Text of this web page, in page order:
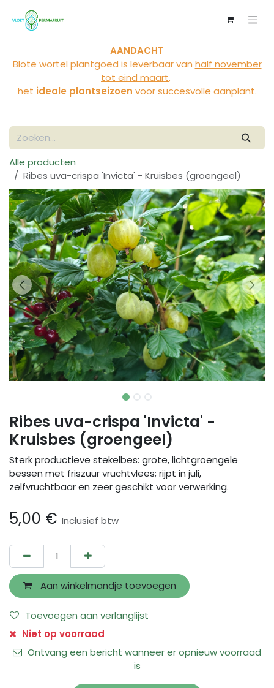
AANDACHT
Blote wortel plantgoed is leverbaar van half november
tot eind maart,
het ideale plantseizoen voor succesvolle aanplant.
Alle producten
Ribes uva-crispa 'Invicta' - Kruisbes (groengeel)
Ribes uva-crispa 'Invicta' -
Kruisbes (groengeel)
Sterk productieve stekelbes: grote, lichtgroengele
bessen met friszuur vruchtvlees; rijpt in juli,
zelfvruchtbaar en zeer geschikt voor verwerking.
5,00 € Inclusief btw
Aan winkelmandje toevoegen
Toevoegen aan verlanglijst
Niet op voorraad
Ontvang een bericht wanneer er opnieuw voorraad
is